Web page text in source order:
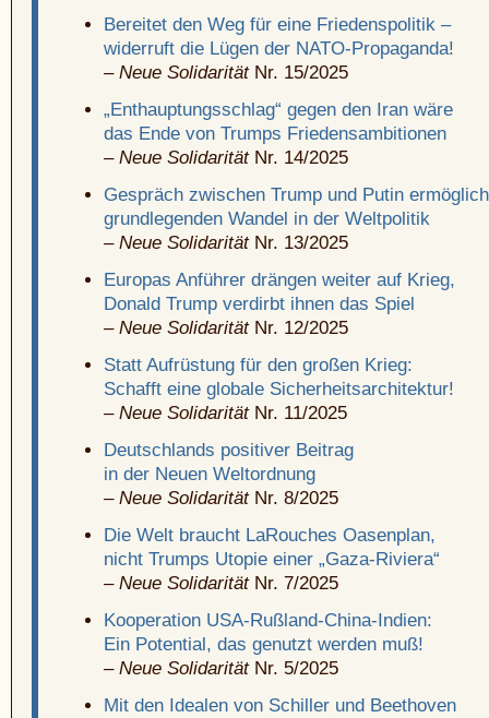
Bereitet den Weg für eine Friedenspolitik –
widerruft die Lügen der NATO-Propaganda!
– Neue SolidaritätNr. 15/2025
„Enthauptungsschlag“ gegen den Iran wäre
das Ende von Trumps Friedensambitionen
– Neue SolidaritätNr. 14/2025
Gespräch zwischen Trump und Putin
grundlegenden Wandel in der Weltpolitik
– Neue SolidaritätNr. 13/2025
Europas Anführer drängen weiter auf Krieg,
Donald Trump verdirbt ihnen das Spiel
– Neue SolidaritätNr. 12/2025
Statt Aufrüstung für den großen Krieg:
Schafft eine globale Sicherheitsarchitektur!
– Neue SolidaritätNr. 11/2025
Deutschlands positiver Beitrag
in der Neuen Weltordnung
– Neue SolidaritätNr. 8/2025
Die Welt braucht LaRouches Oasenplan,
nicht Trumps Utopie einer „Gaza-Riviera“
– Neue SolidaritätNr. 7/2025
Kooperation USA-Rußland-China-Indien:
Ein Potential, das genutzt werden muß!
– Neue SolidaritätNr. 5/2025
Mit den Idealen von Schiller und Beethoven